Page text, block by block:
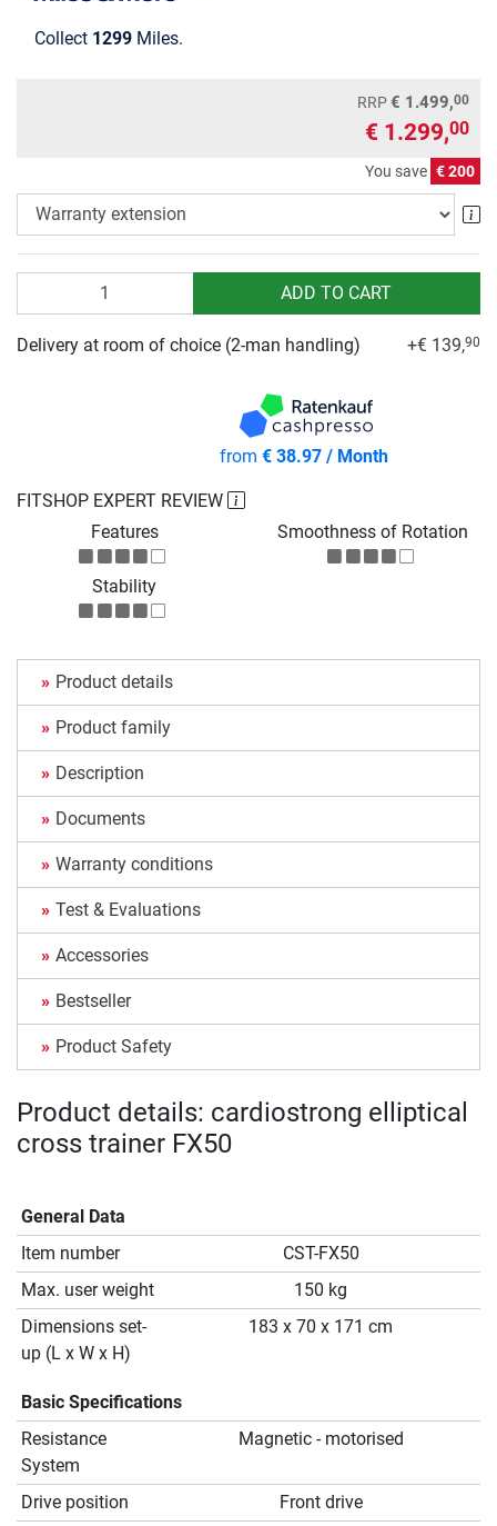
Collect 1299 Miles.
RRP€ 1.499,00
€ 1.299,00
You save € 200
ADD TO CART
FITSHOP EXPERT REVIEW
Features
Smoothness of Rotation
Stability
Delivery at room of choice (2-man handling) +€ 139,90
from€ 38.97 / Month
Product details
Product family
Description
Documents
Warranty conditions
Test & Evaluations
Accessories
Bestseller
Product Safety
Product details: cardiostrong elliptical
cross trainer FX50
General Data
Item number
CST-FX50
Max. user weight
150 kg
Dimensions set-
up (L x W x H)
183 x 70 x 171 cm
Basic Specifications
Resistance
System
Magnetic - motorised
Drive position
Front drive